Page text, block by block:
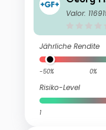
Valor:
Jährliche Rendite
-50% 0%
Risiko-Level
1